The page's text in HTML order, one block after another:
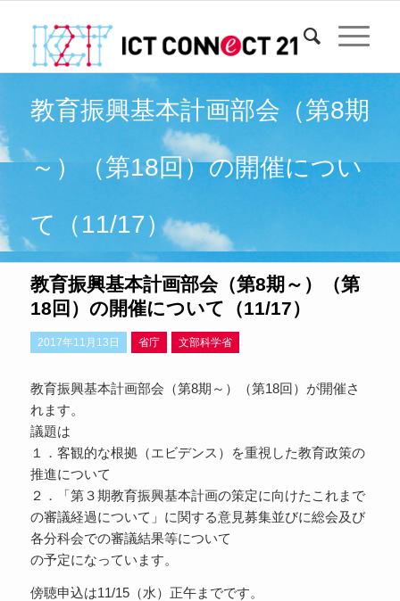
教育振興基本計画部会（第8期
～）（第18回）の開催につい
て（11/17）
教育振興基本計画部会（第8期～）（第
18回）の開催について（11/17）
2017年11月13日 省庁 文部科学省
教育振興基本計画部会（第8期～）（第18回）が開催さ
れます。
議題は
１．客観的な根拠（エビデンス）を重視した教育政策の
推進について
２．「第３期教育振興基本計画の策定に向けたこれまで
の審議経過について」に関する意見募集並びに総会及び
各分科会での審議結果等について
の予定になっています。
傍聴申込は11/15（水）正午までです。